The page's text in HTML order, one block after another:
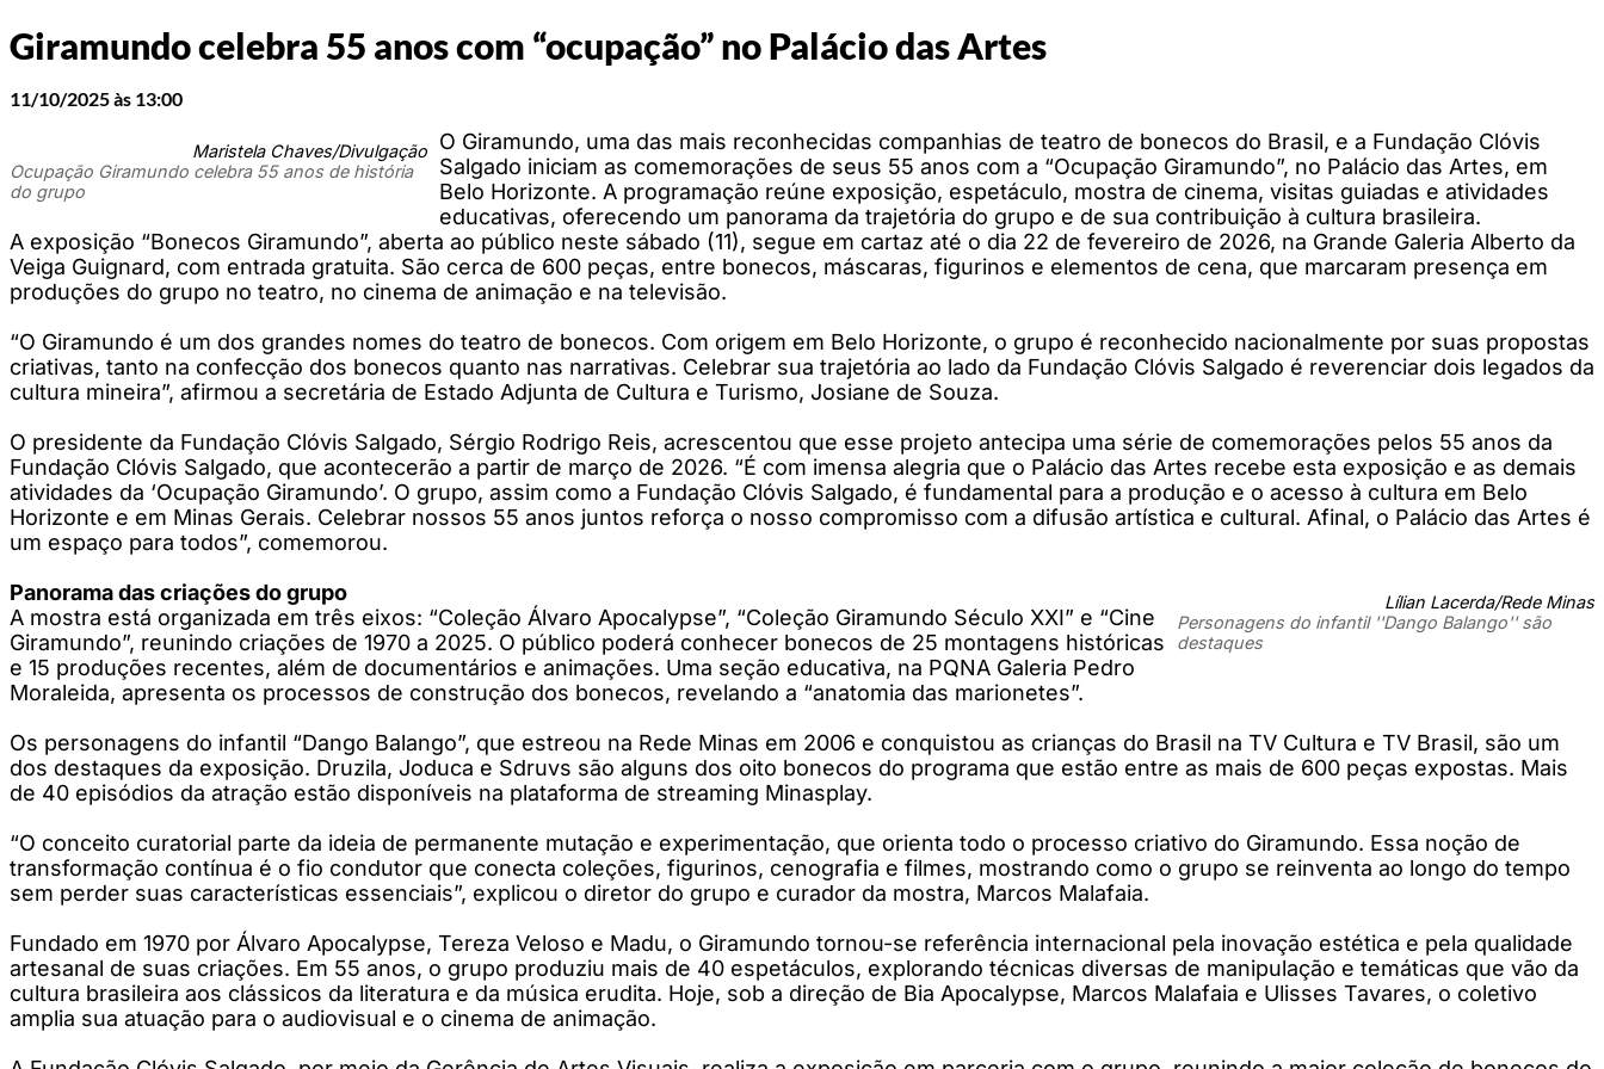
Giramundo celebra 55 anos com “ocupação” no Palácio das Artes
11/10/2025 às 13:00
Maristela Chaves/Divulgação
Ocupação Giramundo celebra 55 anos de história
do grupo
O Giramundo, uma das mais reconhecidas companhias de teatro de bonecos do Brasil, e a Fundação Clóvis
Salgado iniciam as comemorações de seus 55 anos com a “Ocupação Giramundo”, no Palácio das Artes, em
Belo Horizonte. A programação reúne exposição, espetáculo, mostra de cinema, visitas guiadas e atividades
educativas, oferecendo um panorama da trajetória do grupo e de sua contribuição à cultura brasileira.
A exposição “Bonecos Giramundo”, aberta ao público neste sábado (11), segue em cartaz até o dia 22 de fevereiro de 2026, na Grande Galeria Alberto da
Veiga Guignard, com entrada gratuita. São cerca de 600 peças, entre bonecos, máscaras, figurinos e elementos de cena, que marcaram presença em
produções do grupo no teatro, no cinema de animação e na televisão.
“O Giramundo é um dos grandes nomes do teatro de bonecos. Com origem em Belo Horizonte, o grupo é reconhecido nacionalmente por suas propostas
criativas, tanto na confecção dos bonecos quanto nas narrativas. Celebrar sua trajetória ao lado da Fundação Clóvis Salgado é reverenciar dois legados da
cultura mineira”, afirmou a secretária de Estado Adjunta de Cultura e Turismo, Josiane de Souza.
O presidente da Fundação Clóvis Salgado, Sérgio Rodrigo Reis, acrescentou que esse projeto antecipa uma série de comemorações pelos 55 anos da
Fundação Clóvis Salgado, que acontecerão a partir de março de 2026. “É com imensa alegria que o Palácio das Artes recebe esta exposição e as demais
atividades da ‘Ocupação Giramundo’. O grupo, assim como a Fundação Clóvis Salgado, é fundamental para a produção e o acesso à cultura em Belo
Horizonte e em Minas Gerais. Celebrar nossos 55 anos juntos reforça o nosso compromisso com a difusão artística e cultural. Afinal, o Palácio das Artes é
um espaço para todos”, comemorou.
Lílian Lacerda/Rede Minas
Personagens do infantil ''Dango Balango'' são
destaques
Panorama das criações do grupo
A mostra está organizada em três eixos: “Coleção Álvaro Apocalypse”, “Coleção Giramundo Século XXI” e “Cine
Giramundo”, reunindo criações de 1970 a 2025. O público poderá conhecer bonecos de 25 montagens históricas
e 15 produções recentes, além de documentários e animações. Uma seção educativa, na PQNA Galeria Pedro
Moraleida, apresenta os processos de construção dos bonecos, revelando a “anatomia das marionetes”.
Os personagens do infantil “Dango Balango”, que estreou na Rede Minas em 2006 e conquistou as crianças do Brasil na TV Cultura e TV Brasil, são um
dos destaques da exposição. Druzila, Joduca e Sdruvs são alguns dos oito bonecos do programa que estão entre as mais de 600 peças expostas. Mais
de 40 episódios da atração estão disponíveis na plataforma de streaming Minasplay.
“O conceito curatorial parte da ideia de permanente mutação e experimentação, que orienta todo o processo criativo do Giramundo. Essa noção de
transformação contínua é o fio condutor que conecta coleções, figurinos, cenografia e filmes, mostrando como o grupo se reinventa ao longo do tempo
sem perder suas características essenciais”, explicou o diretor do grupo e curador da mostra, Marcos Malafaia.
Fundado em 1970 por Álvaro Apocalypse, Tereza Veloso e Madu, o Giramundo tornou-se referência internacional pela inovação estética e pela qualidade
artesanal de suas criações. Em 55 anos, o grupo produziu mais de 40 espetáculos, explorando técnicas diversas de manipulação e temáticas que vão da
cultura brasileira aos clássicos da literatura e da música erudita. Hoje, sob a direção de Bia Apocalypse, Marcos Malafaia e Ulisses Tavares, o coletivo
amplia sua atuação para o audiovisual e o cinema de animação.